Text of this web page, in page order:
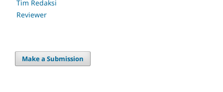
Tim Redaksi
Reviewer
Make a Submission